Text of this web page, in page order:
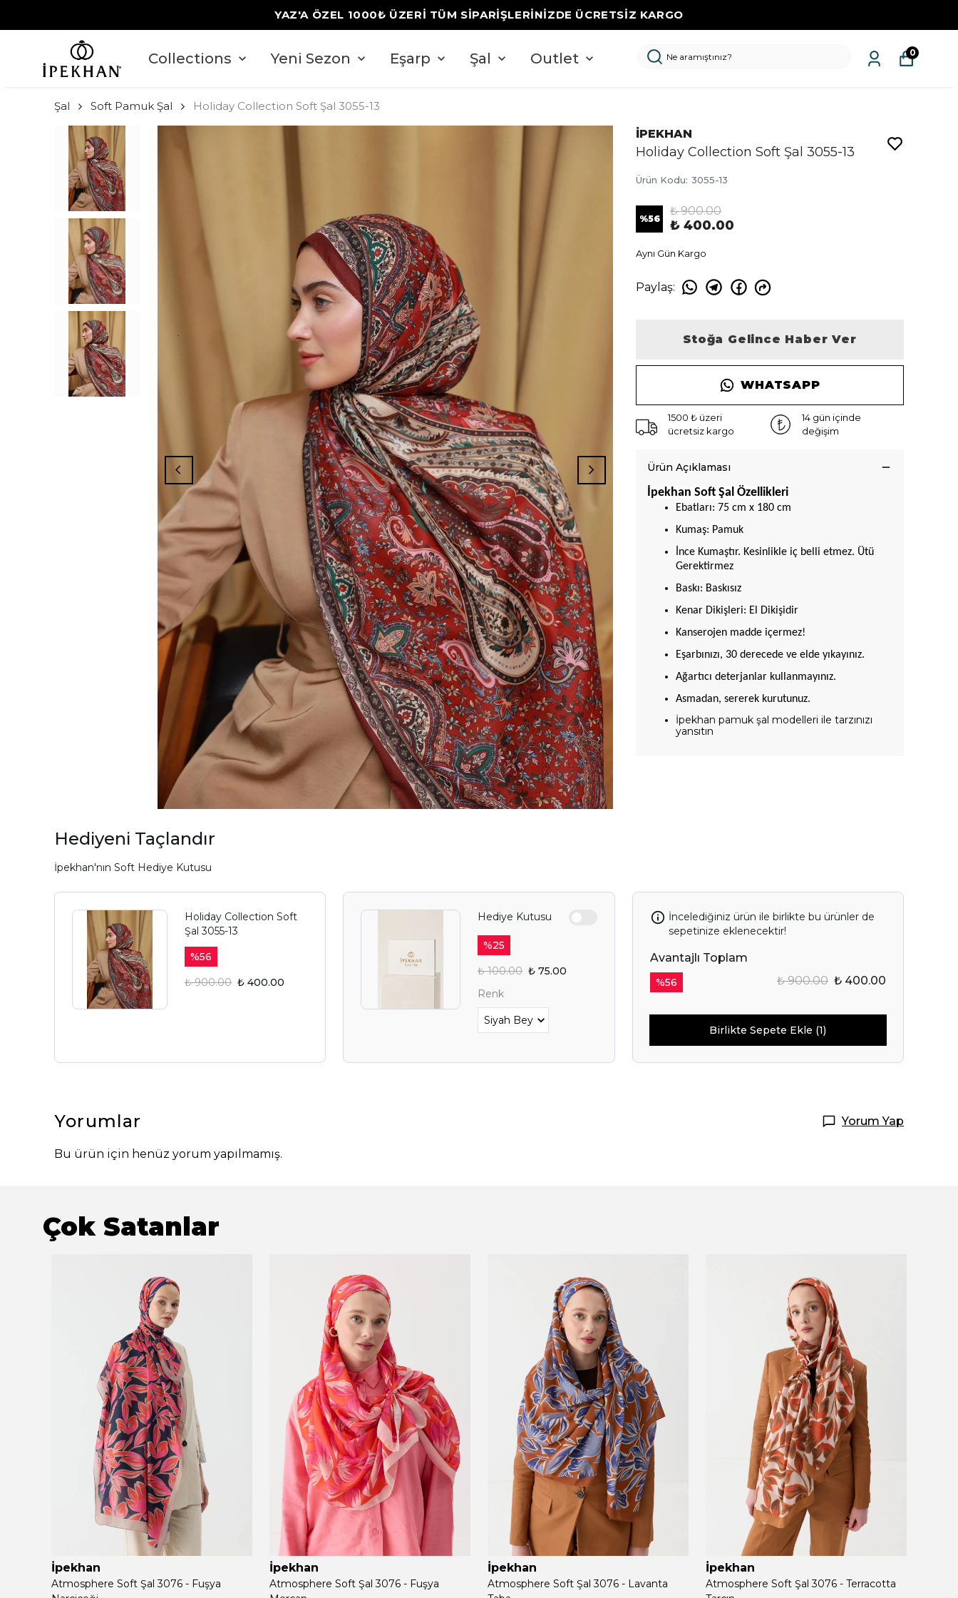
YAZ'A ÖZEL 1000₺ ÜZERİ TÜM SİPARİŞLERİNİZDE ÜCRETSİZ KARGO
Collections Yeni Sezon Eşarp Şal Outlet 0
Şal Soft Pamuk Şal Holiday Collection Soft Şal 3055-13
İPEKHAN
Holiday Collection Soft Şal 3055-13
Ürün Kodu: 3055-13
%56
₺ 900.00
₺ 400.00
Aynı Gün Kargo
Paylaş:
Stoğa Gelince Haber Ver
WHATSAPP
1500 ₺ üzeri
ücretsiz kargo
14 gün içinde
değişim
Ürün Açıklaması
İpekhan Soft Şal Özellikleri
Ebatları: 75 cm x 180 cm
Kumaş: Pamuk
İnce Kumaştır. Kesinlikle iç belli etmez. Ütü
Gerektirmez
Baskı: Baskısız
Kenar Dikişleri: El Dikişidir
Kanserojen madde içermez!
Eşarbınızı, 30 derecede ve elde yıkayınız.
Ağartıcı deterjanlar kullanmayınız.
Asmadan, sererek kurutunuz.
İpekhan pamuk şal modelleri ile tarzınızı
yansıtın
Hediyeni Taçlandır
İpekhan'nın Soft Hediye Kutusu
Holiday Collection Soft
Şal 3055-13
%56
₺ 900.00 ₺ 400.00
Hediye Kutusu
%25
₺ 100.00 ₺ 75.00
Renk
İncelediğiniz ürün ile birlikte bu ürünler de
sepetinize eklenecektir!
Avantajlı Toplam
%56 ₺ 900.00 ₺ 400.00
Birlikte Sepete Ekle (1)
Yorumlar Yorum Yap
Bu ürün için henüz yorum yapılmamış.
Çok Satanlar
İpekhan
Atmosphere Soft Şal 3076 - Fuşya
İpekhan
Atmosphere Soft Şal 3076 - Fuşya
İpekhan
Atmosphere Soft Şal 3076 - Lavanta
İpekhan
Atmosphere Soft Şal 3076 - Terracotta